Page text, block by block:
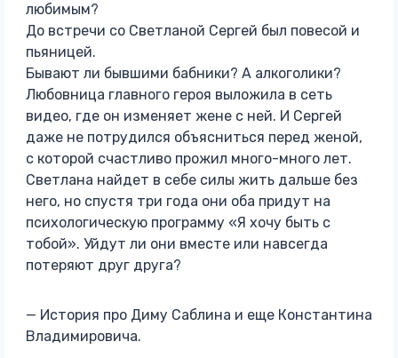
любимым?
До встречи со Светланой Сергей был повесой и
пьяницей.
Бывают ли бывшими бабники? А алкоголики?
Любовница главного героя выложила в сеть
видео, где он изменяет жене с ней. И Сергей
даже не потрудился объясниться перед женой,
с которой счастливо прожил много-много лет.
Светлана найдет в себе силы жить дальше без
него, но спустя три года они оба придут на
психологическую программу «Я хочу быть с
тобой». Уйдут ли они вместе или навсегда
потеряют друг друга?
— История про Диму Саблина и еще Константина
Владимировича.